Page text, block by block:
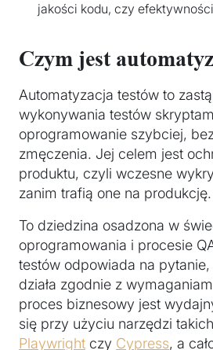
jakości kodu, czy
Czym jest
Automatyzacja testów to
wykonywania testów
oprogramowanie szybciej,
zmęczenia. Jej celem jest
produktu, czyli wczesne
zanim trafią one na produkcję.
To dziedzina osadzona w
oprogramowania i procesie
testów odpowiada na
działa zgodnie z
proces biznesowy jest
się przy użyciu narzędzi
Playwright czy Cypress, a